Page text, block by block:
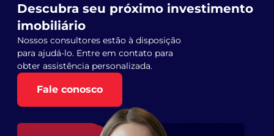
Descubra seu próximo investimento
imobiliário
Nossos consultores estão à disposição
para ajudá-lo. Entre em contato para
obter assistência personalizada.
Fale conosco